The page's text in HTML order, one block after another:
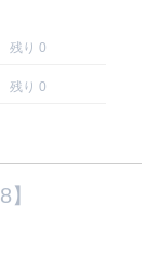
残り 0
残り 0